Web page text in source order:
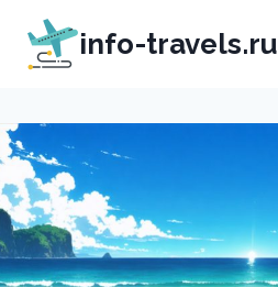
Перейти
содержимому
info-travels.ru